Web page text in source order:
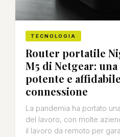
TECNOLOGIA
Router portatile
M5 di Netgear:
potente e
connessione
La pandemia ha portato
del lavoro, con molte
il lavoro da remoto per